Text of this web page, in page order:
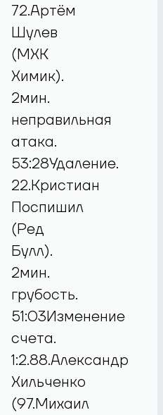
72.Артём
Шулев
(МХК
Химик).
2мин.
неправильная
атака.
53:28Удаление.
22.Кристиан
Поспишил
(Ред
Булл).
2мин.
грубость.
51:03Изменение
счета.
1:2.88.Александр
Хильченко
(97.Михаил